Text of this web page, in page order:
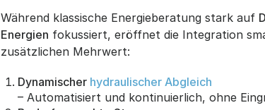
Während klassische Energieberatung stark auf
Energien fokussiert, eröffnet die Integration
zusätzlichen Mehrwert:
Dynamischer hydraulischer Abgleich
– Automatisiert und kontinuierlich, ohne